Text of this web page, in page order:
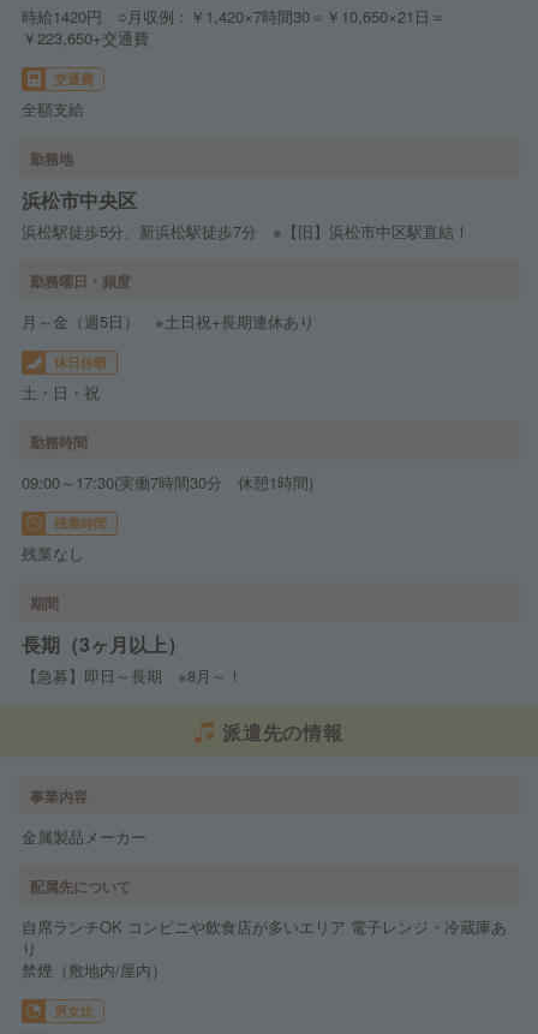
時給1420円 ○月収例：￥1,420×7時間30＝￥10,650×21日＝
￥223,650+交通費
交通費
全額支給
勤務地
浜松市中央区
浜松駅徒歩5分、新浜松駅徒歩7分 ※【旧】浜松市中区駅直結！
勤務曜日・頻度
月～金（週5日） ※土日祝+長期連休あり
休日休暇
土・日・祝
勤務時間
09:00～17:30(実働7時間30分 休憩1時間)
残業時間
残業なし
期間
長期（3ヶ月以上）
【急募】即日～長期 ※8月～！
派遣先の情報
事業内容
金属製品メーカー
配属先について
自席ランチOK コンビニや飲食店が多いエリア 電子レンジ・冷蔵庫あ
り
禁煙（敷地内/屋内）
男女比